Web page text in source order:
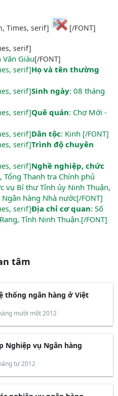
Times, serif] [/FONT]
serif]
Văn Giàu[/FONT]
serif]Họ và tên thường
serif]Sinh ngày: 08 tháng
serif]Quê quán: Chợ Mới -
serif]Dân tộc: Kinh [/FONT]
serif]Trình độ chuyên
serif]Nghề nghiệp, chức
Thanh tra Chính phủ
vụ Bí thư Tỉnh ủy Ninh Thuận,
hàng Nhà nước[/FONT]
serif]Địa chỉ cơ quan: Số
Tỉnh Ninh Thuận.[/FONT]
tâm
thống ngân hàng ở Việt
mười một 2012
Nghiệp vụ Ngân hàng
tư 2012